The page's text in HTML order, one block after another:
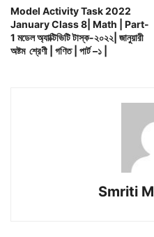
Model Activity Task 2022
January Class 8| Math | Part-
1 মডেল অ্যাক্টিভিটি টাস্ক-২০২২| জানুয়ারী
অষ্টম শ্রেণী | গণিত | পার্ট –১ |
Smriti